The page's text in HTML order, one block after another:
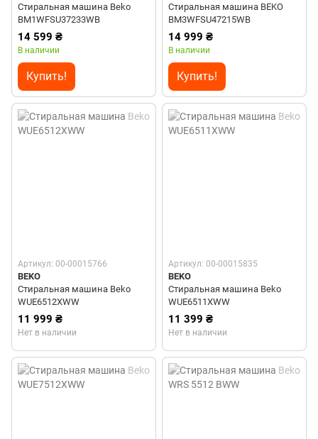
Стиральная машина Beko
BM1WFSU37233WB
14 599 ₴
В наличии
Купить!
Стиральная машина BEKO
BM3WFSU47215WB
14 999 ₴
В наличии
Купить!
Артикул: 00-00015766
BEKO
Стиральная машина Beko
WUE6512XWW
11 999 ₴
Нет в наличии
Артикул: 00-00015835
BEKO
Стиральная машина Beko
WUE6511XWW
11 399 ₴
Нет в наличии